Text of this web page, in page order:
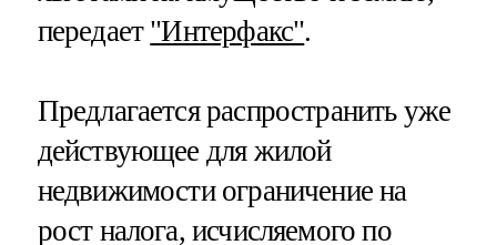
передает "Интерфакс".
Предлагается распространить уже
действующее для жилой
недвижимости ограничение на
рост налога, исчисляемого по